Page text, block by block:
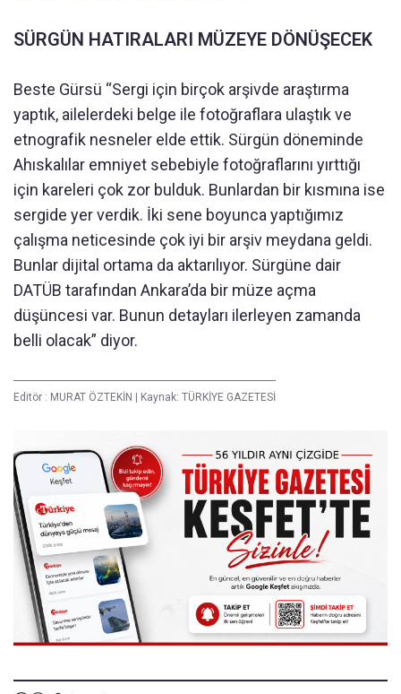
SÜRGÜN HATIRALARI MÜZEYE DÖNÜŞECEK
Beste Gürsü “Sergi için birçok arşivde araştırma
yaptık, ailelerdeki belge ile fotoğraflara ulaştık ve
etnografik nesneler elde ettik. Sürgün döneminde
Ahıskalılar emniyet sebebiyle fotoğraflarını yırttığı
için kareleri çok zor bulduk. Bunlardan bir kısmına ise
sergide yer verdik. İki sene boyunca yaptığımız
çalışma neticesinde çok iyi bir arşiv meydana geldi.
Bunlar dijital ortama da aktarılıyor. Sürgüne dair
DATÜB tarafından Ankara’da bir müze açma
düşüncesi var. Bunun detayları ilerleyen zamanda
belli olacak” diyor.
Editör : MURAT ÖZTEKİN Kaynak: TÜRKİYE GAZETESİ